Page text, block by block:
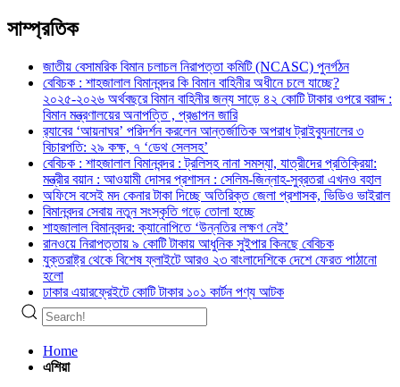
সাম্প্রতিক
জাতীয় বেসামরিক বিমান চলাচল নিরাপত্তা কমিটি (NCASC) পুনর্গঠন
বেবিচক : শাহজালাল বিমানবন্দর কি বিমান বাহিনীর অধীনে চলে যাচ্ছে?
২০২৫-২০২৬ অর্থবছরে বিমান বাহিনীর জন্য সাড়ে ৪২ কোটি টাকার ওপরে বরাদ্দ :
বিমান মন্ত্রণালয়ের অনাপত্তি , প্রঙাপন জারি
র‍্যাবের ‘আয়নাঘর’ পরিদর্শন করলেন আন্তর্জাতিক অপরাধ ট্রাইব্যুনালের ৩
বিচারপতি: ২৯ কক্ষ, ৭ ‘ডেথ সেলসহ’
বেবিচক : শাহজালাল বিমানবন্দর : ট্রলিসহ নানা সমস্যা, যাত্রীদের প্রতিক্রিয়া:
মন্ত্রীর বয়ান : আওয়ামী দোসর প্রশাসন : সেলিম-জিন্নাহ-সুব্রতরা এখনও বহাল
অফিসে বসেই মদ কেনার টাকা দিচ্ছে অতিরিক্ত জেলা প্রশাসক, ভিডিও ভাইরাল
বিমানবন্দর সেবায় নতুন সংস্কৃতি গড়ে তোলা হচ্ছে
শাহজালাল বিমানবন্দর: ক্যানোপিতে ‘উন্নতির লক্ষণ নেই’
রানওয়ে নিরাপত্তায় ৯ কোটি টাকায় আধুনিক সুইপার কিনছে বেবিচক
যুক্তরাষ্ট্র থেকে বিশেষ ফ্লাইটে আরও ২৩ বাংলাদেশিকে দেশে ফেরত পাঠানো
হলো
ঢাকার এয়ারফ্রেইটে কোটি টাকার ১০১ কার্টন পণ্য আটক
Home
এশিয়া